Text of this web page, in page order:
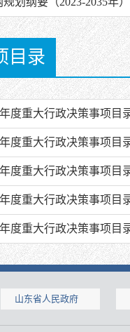
目录
度重大行政决策事项目
度重大行政决策事项目
度重大行政决策事项目
度重大行政决策事项目
度重大行政决策事项目
山东省人民政府